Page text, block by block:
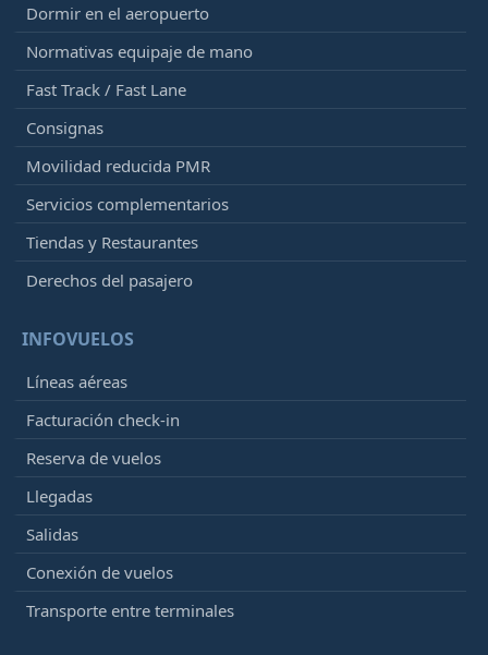
Dormir en el aeropuerto
Normativas equipaje de mano
Fast Track / Fast Lane
Consignas
Movilidad reducida PMR
Servicios complementarios
Tiendas y Restaurantes
Derechos del pasajero
INFOVUELOS
Líneas aéreas
Facturación check-in
Reserva de vuelos
Llegadas
Salidas
Conexión de vuelos
Transporte entre terminales